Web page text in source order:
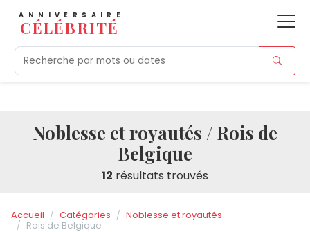
ANNIVERSAIRE
CÉLÉBRITÉ
Aujourd'hui Tendances Morts
Noblesse et royautés / Rois de
Belgique
12 résultats trouvés
Accueil Catégories
Noblesse et royautés
Rois de Belgique